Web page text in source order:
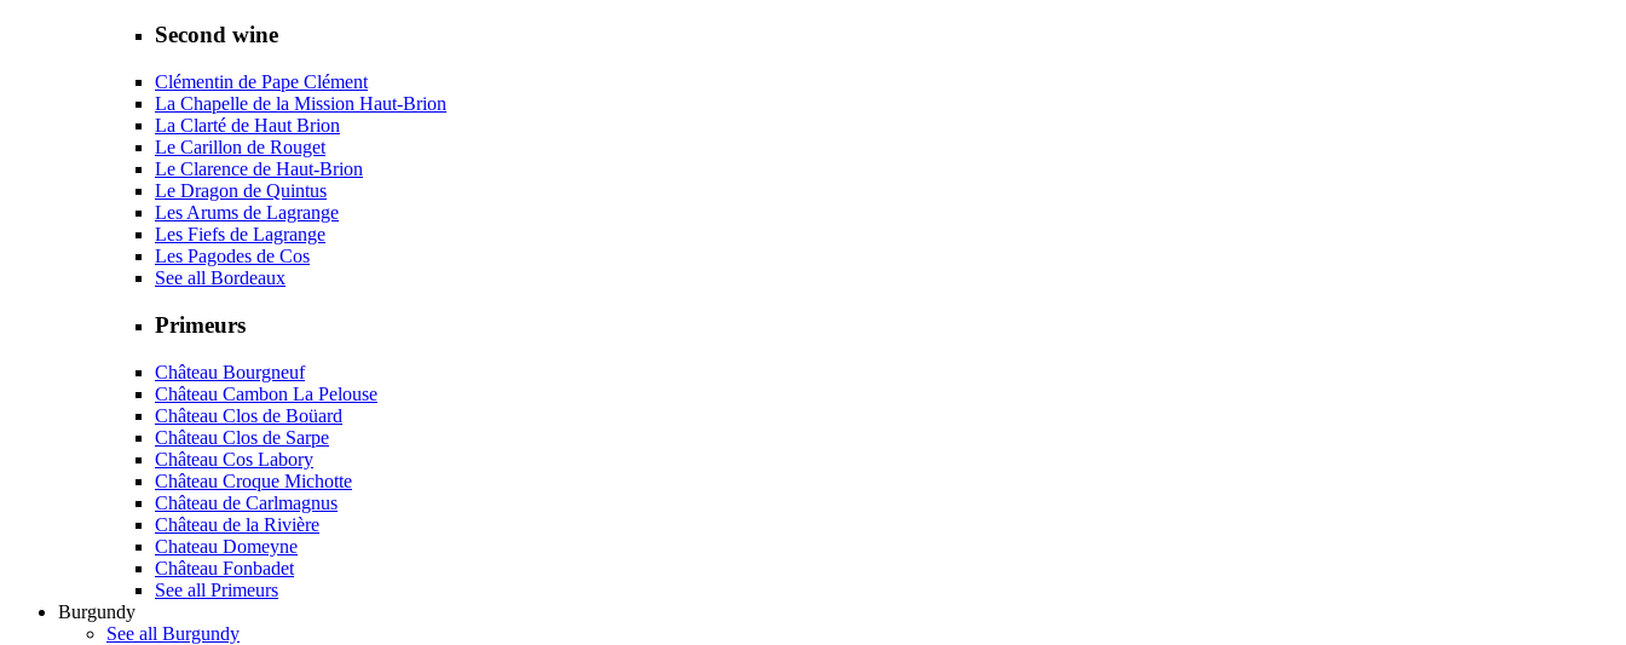
Second wine
Clémentin de Pape Clément
La Chapelle de la Mission Haut-Brion
La Clarté de Haut Brion
Le Carillon de Rouget
Le Clarence de Haut-Brion
Le Dragon de Quintus
Les Arums de Lagrange
Les Fiefs de Lagrange
Les Pagodes de Cos
See all Bordeaux
Primeurs
Château Bourgneuf
Château Cambon La Pelouse
Château Clos de Boüard
Château Clos de Sarpe
Château Cos Labory
Château Croque Michotte
Château de Carlmagnus
Château de la Rivière
Chateau Domeyne
Château Fonbadet
See all Primeurs
Burgundy
See all Burgundy